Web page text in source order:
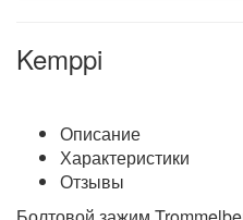
Kemppi
Описание
Характеристики
Отзывы